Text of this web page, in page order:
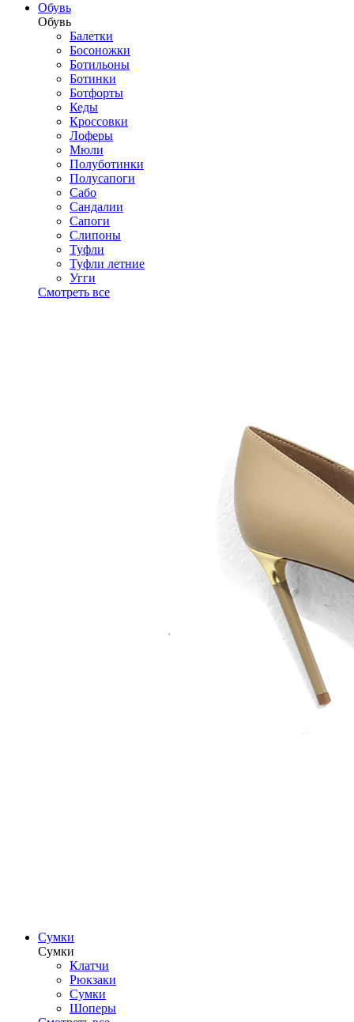
Обувь
Обувь
Балетки
Босоножки
Ботильоны
Ботинки
Ботфорты
Кеды
Кроссовки
Лоферы
Мюли
Полуботинки
Полусапоги
Сабо
Сандалии
Сапоги
Слипоны
Туфли
Туфли летние
Угги
Смотреть все
Сумки
Сумки
Клатчи
Рюкзаки
Сумки
Шоперы